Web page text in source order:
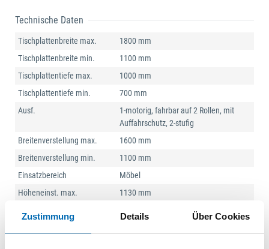
Zustimmung Details Über Cookies
Technische Daten
Tischplattenbreite max.
1800 mm
Tischplattenbreite min.
1100 mm
Tischplattentiefe max.
1000 mm
Tischplattentiefe min.
700 mm
Ausf.
1-motorig, fahrbar auf 2 Rollen, mit
Auffahrschutz, 2-stufig
Breitenverstellung max.
1600 mm
Breitenverstellung min.
1100 mm
Einsatzbereich
Möbel
Höheneinst. max.
1130 mm